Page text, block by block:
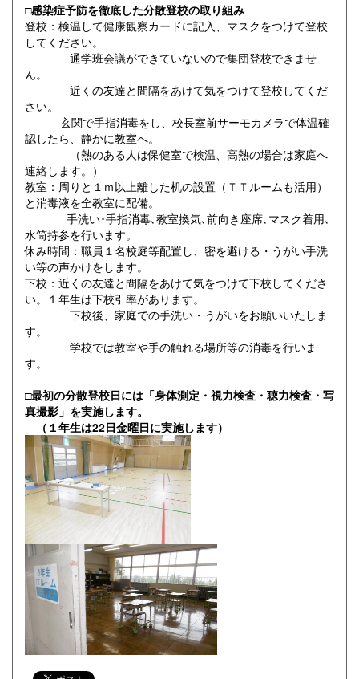
□感染症予防を徹底した分散登校の取り組み
登校：検温して健康観察カードに記入、マスクをつけて登校
してください。
通学班会議ができていないので集団登校できませ
ん。
近くの友達と間隔をあけて気をつけて登校してくだ
さい。
玄関で手指消毒をし、校長室前サーモカメラで体温確
認したら、静かに教室へ。
（熱のある人は保健室で検温、高熱の場合は家庭へ
連絡します。）
教室：周りと１ｍ以上離した机の設置（ＴＴルームも活用）
と消毒液を全教室に配備。
手洗い･手指消毒､教室換気､前向き座席､マスク着用､
水筒持参を行います。
休み時間：職員１名校庭等配置し、密を避ける・うがい手洗
い等の声かけをします。
下校：近くの友達と間隔をあけて気をつけて下校してくださ
い。１年生は下校引率があります。
下校後、家庭での手洗い・うがいをお願いいたしま
す。
学校では教室や手の触れる場所等の消毒を行いま
す。
□最初の分散登校日には「身体測定・視力検査・聴力検査・写
真撮影」を実施します。
（１年生は22日金曜日に実施します）